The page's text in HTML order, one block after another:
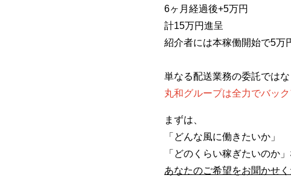
6ヶ月経過後+5万円
計15万円進呈
紹介者には本稼働開始で5万
単なる配送業務の委託では
丸和グループは全力でバッ
まずは、
「どんな風に働きたいか」
「どのくらい稼ぎたいのか
あなたのご希望をお聞かせく